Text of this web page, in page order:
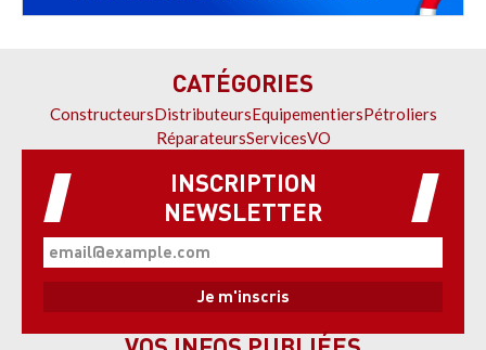
CATÉGORIES
ConstructeursDistributeursEquipementiersPétroliers
RéparateursServicesVO
INSCRIPTION
NEWSLETTER